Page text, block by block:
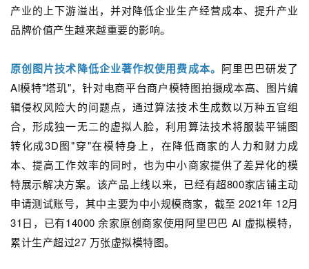
产业的上下游溢出，并对降低企业生产经营成本、提升产业
品牌价值产生越来越重要的影响。
原创图片技术降低企业著作权使用费成本。 阿里巴巴研发了
Al模特"塔玑"，针对电商平台商户模特图拍摄成本高、图片编
辑侵权风险大的问题点，通过算法技术生成数以万种五官组
合，形成独一无二的虚拟人脸，利用算法技术将服装平铺图
转化成3D图"穿"在模特身上，在降低商家的人力和财力成
本、提高工作效率的同时，也为中小商家提供了差异化的模
特展示解决方案。该产品上线以来，已经有超800家店铺主动
申请测试账号，其中主要为中小规模商家，截至 2021年 12月
31日，已有14000 余家原创商家使用阿里巴巴 Al 虚拟模特，
累计生产超过27 万张虚拟模特图。